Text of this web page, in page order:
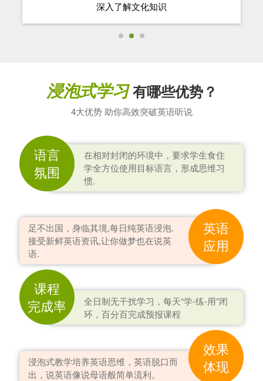
深入了解文化知识
浸泡式学习有哪些优势？
4大优势 助你高效突破英语听说
语言
氛围
在相对封闭的环境中，要求学生食住
学全方位使用目标语言，形成思维习
惯.
英语
应用
足不出国，身临其境,每日纯英语浸泡.
接受新鲜英语资讯,让你做梦也在说英
语.
课程
完成率
全日制无干扰学习，每天“学-练-用”闭
环，百分百完成预报课程
效果
体现
浸泡式教学培养英语思维，英语脱口而
出，说英语像说母语般简单流利。